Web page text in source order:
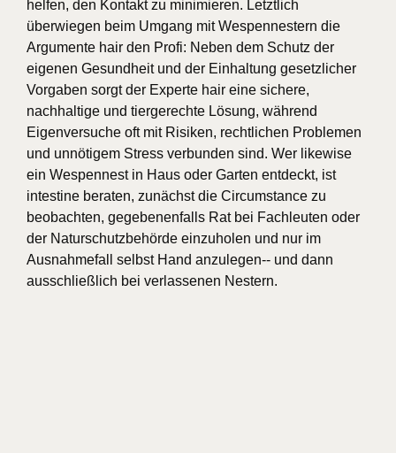
helfen, den Kontakt zu minimieren. Letztlich
überwiegen beim Umgang mit Wespennestern die
Argumente hair den Profi: Neben dem Schutz der
eigenen Gesundheit und der Einhaltung gesetzlicher
Vorgaben sorgt der Experte hair eine sichere,
nachhaltige und tiergerechte Lösung, während
Eigenversuche oft mit Risiken, rechtlichen Problemen
und unnötigem Stress verbunden sind. Wer likewise
ein Wespennest in Haus oder Garten entdeckt, ist
intestine beraten, zunächst die Circumstance zu
beobachten, gegebenenfalls Rat bei Fachleuten oder
der Naturschutzbehörde einzuholen und nur im
Ausnahmefall selbst Hand anzulegen-- und dann
ausschließlich bei verlassenen Nestern.